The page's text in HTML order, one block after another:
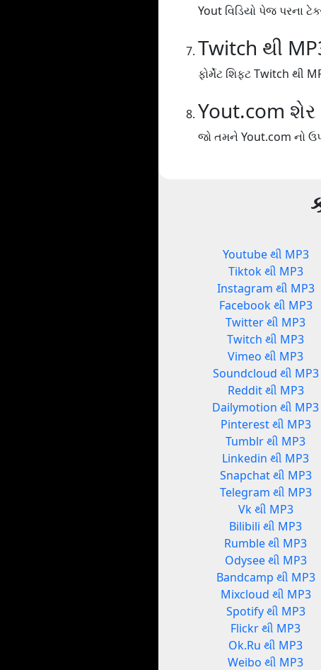
Yout વિડિયો પેજ પરના
Twitch થી
ફોર્મેટ શિફ્ટ Twitch થી
Yout.com શેર
જો તમને Yout.com નો
Youtube થી MP3
Tiktok થી MP3
Instagram થી MP3
Facebook થી MP3
Twitter થી MP3
Twitch થી MP3
Vimeo થી MP3
Soundcloud થી MP3
Reddit થી MP3
Dailymotion થી MP3
Pinterest થી MP3
Tumblr થી MP3
Linkedin થી MP3
Snapchat થી MP3
Telegram થી MP3
Vk થી MP3
Bilibili થી MP3
Rumble થી MP3
Odysee થી MP3
Bandcamp થી MP3
Mixcloud થી MP3
Spotify થી MP3
Flickr થી MP3
Ok.Ru થી MP3
Weibo થી MP3